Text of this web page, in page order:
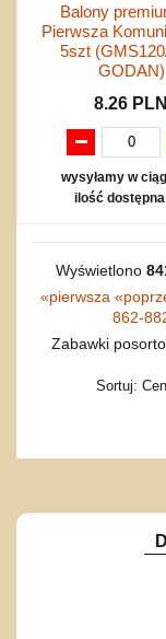
Balony
Pierwsza
5szt
GODAN)
8.26 PLN
wysyłamy w
ilość
Wyświetlono
«pierwsza «
862-
Zabawki
Sortuj: